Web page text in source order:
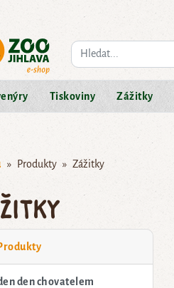
Co hledáte?
Tiskoviny Zážitky
Produkty Zážitky
den chovatelem